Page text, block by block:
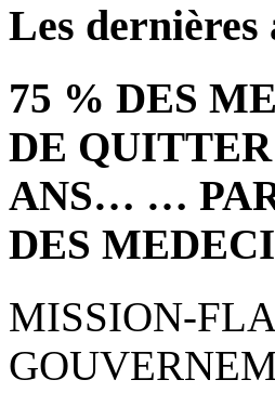
Les dernières
75 % DES
DE
ANS… …
DES
MISSION-